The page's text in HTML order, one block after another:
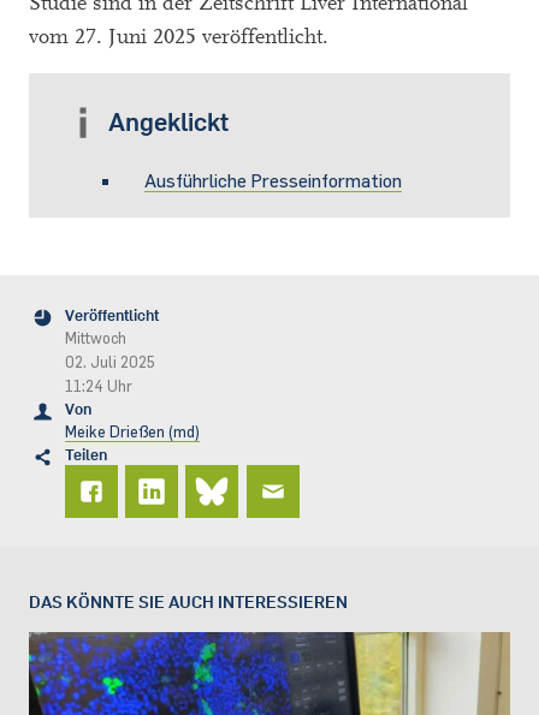
vom 27. Juni 2025 veröffentlicht.
Angeklickt
Ausführliche Presseinformation
Veröffentlicht
Mittwoch
02. Juli 2025
11:24 Uhr
Von
Meike Drießen (md)
Teilen
DAS KÖNNTE SIE AUCH INTERESSIEREN